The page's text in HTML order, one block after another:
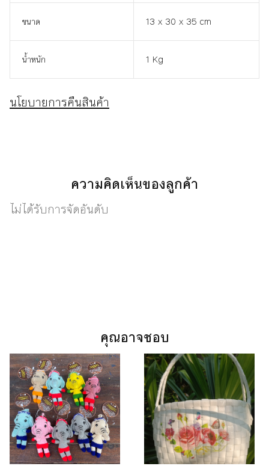
ขนาด 13 x 30 x 35 cm
น้ำหนัก 1 Kg
นโยบายการคืนสินค้า
ความคิดเห็นของลูกค้า
ไม่ได้รับการจัดอันดับ
คุณอาจชอบ